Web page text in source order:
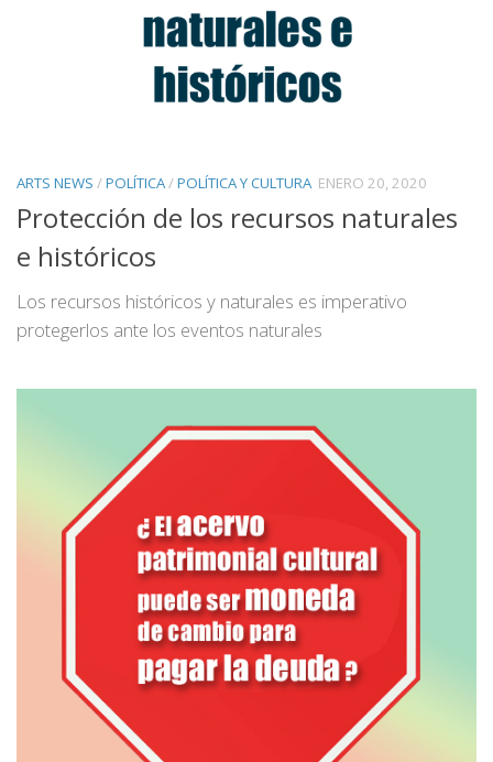
ARTS NEWS /POLÍTICA/POLÍTICA Y CULTURA ENERO 20, 2020
Protección de los recursos naturales
e históricos
Los recursos históricos y naturales es imperativo
protegerlos ante los eventos naturales